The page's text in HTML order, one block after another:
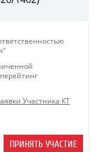
Участника КТ
ПРИНЯТЬ УЧАСТИЕ